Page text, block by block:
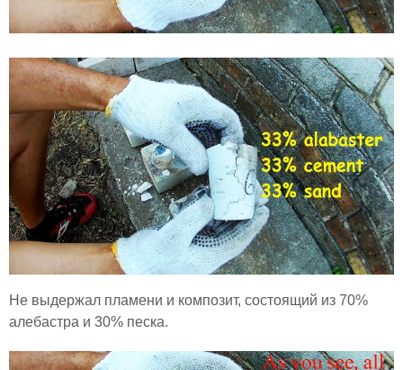
Не выдержал пламени и композит, состоящий из 70%
алебастра и 30% песка.